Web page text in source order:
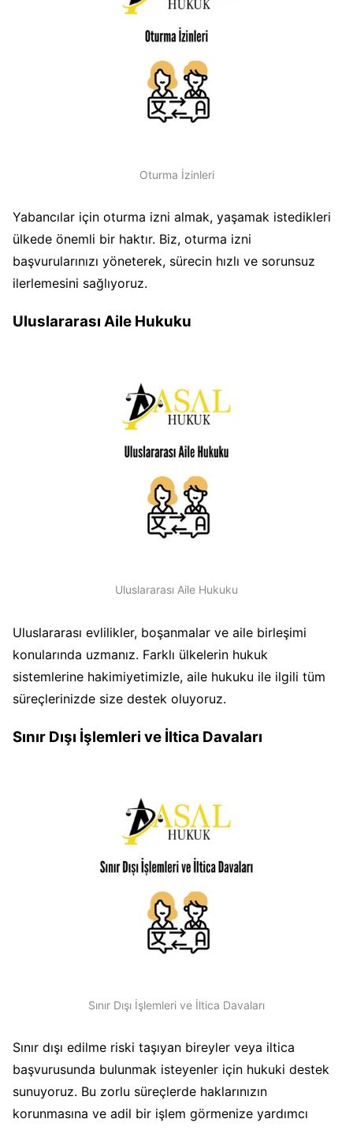
Oturma İzinleri
Yabancılar için oturma izni almak, yaşamak istedikleri
ülkede önemli bir haktır. Biz, oturma izni
başvurularınızı yöneterek, sürecin hızlı ve sorunsuz
ilerlemesini sağlıyoruz.
Uluslararası Aile Hukuku
Uluslararası Aile Hukuku
Uluslararası evlilikler, boşanmalar ve aile birleşimi
konularında uzmanız. Farklı ülkelerin hukuk
sistemlerine hakimiyetimizle, aile hukuku ile ilgili tüm
süreçlerinizde size destek oluyoruz.
Sınır Dışı İşlemleri ve İltica Davaları
Sınır Dışı İşlemleri ve İltica Davaları
Sınır dışı edilme riski taşıyan bireyler veya iltica
başvurusunda bulunmak isteyenler için hukuki destek
sunuyoruz. Bu zorlu süreçlerde haklarınızın
korunmasına ve adil bir işlem görmenize yardımcı